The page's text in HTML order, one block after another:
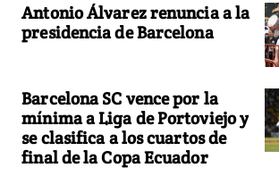
Antonio Álvarez renuncia a la
presidencia de Barcelona
Barcelona SC vence por la
mínima a Liga de Portoviejo y
se clasifica a los cuartos de
final de la Copa Ecuador